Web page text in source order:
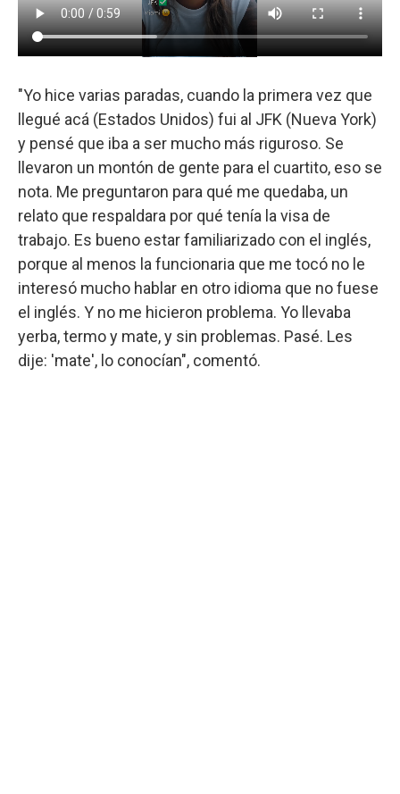
"Yo hice varias paradas, cuando la primera vez que
llegué acá (Estados Unidos) fui al JFK (Nueva York)
y pensé que iba a ser mucho más riguroso. Se
llevaron un montón de gente para el cuartito, eso se
nota. Me preguntaron para qué me quedaba, un
relato que respaldara por qué tenía la visa de
trabajo. Es bueno estar familiarizado con el inglés,
porque al menos la funcionaria que me tocó no le
interesó mucho hablar en otro idioma que no fuese
el inglés. Y no me hicieron problema. Yo llevaba
yerba, termo y mate, y sin problemas. Pasé. Les
dije: 'mate', lo conocían", comentó.